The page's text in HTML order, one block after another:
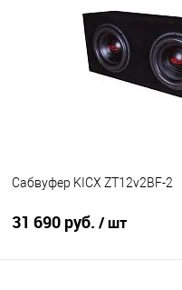
Сравнение
Сабвуфер KICX ZT12v2BF-2
31 690 руб. / шт